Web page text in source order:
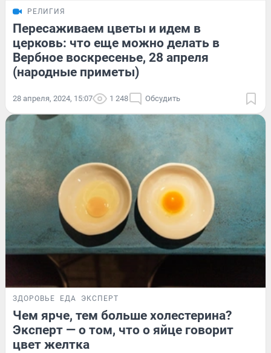
РЕЛИГИЯ
Пересаживаем цветы и идем в
церковь: что еще можно делать в
Вербное воскресенье, 28 апреля
(народные приметы)
28 апреля, 2024, 15:07 1 248 Обсудить
ЗДОРОВЬЕ ЕДА ЭКСПЕРТ
Чем ярче, тем больше холестерина?
Эксперт — о том, что о яйце говорит
цвет желтка